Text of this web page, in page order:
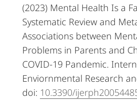
(2023) Mental Health Is a
Systematic Review and
Associations between
Problems in Parents and
COVID-19 Pandemic.
Enviornmental Research
doi: 10.3390/